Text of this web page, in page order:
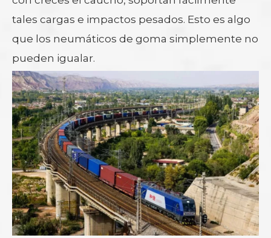
tales cargas e impactos pesados. Esto es algo
que los neumáticos de goma simplemente no
pueden igualar.